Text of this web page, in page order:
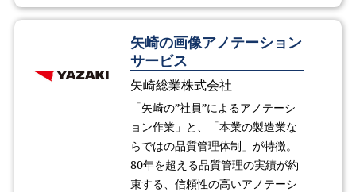
矢崎の画像アノテーション
サービス
矢崎総業株式会社
「矢崎の”社員”によるアノテーシ
ョン作業」と、「本業の製造業な
らではの品質管理体制」が特徴。
80年を超える品質管理の実績が約
束する、信頼性の高いアノテーシ